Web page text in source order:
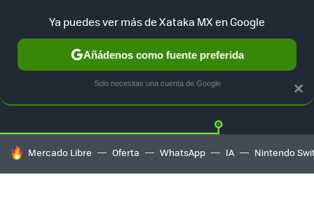
TESLA UBER AUTO ELECTRICO Twitter
HOY SE HABLA DE
Mercado Libre Oferta WhatsApp IA Nintendo
×
Ya puedes ver más de Xataka MX en Google
Añádenos como fuente preferida
Solo necesitas una cuenta de Google